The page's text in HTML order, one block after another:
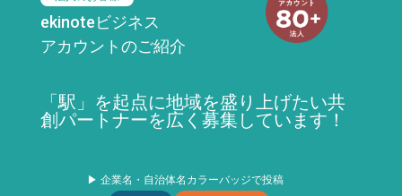
ekinoteビジネス
アカウントのご紹介
「駅」を起点に地域を盛り上げたい共
創パートナーを広く募集しています！
▶ 企業名・自治体名カラーバッジで投稿